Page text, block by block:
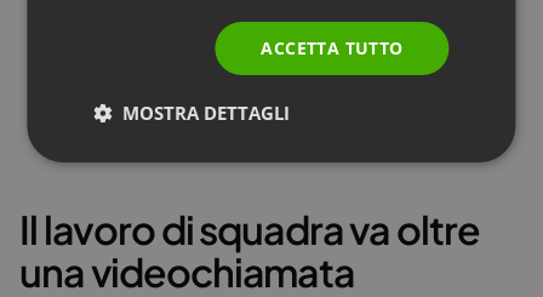
Il lavoro di squadra va oltre
una videochiamata
ACCETTA TUTTO
MOSTRA DETTAGLI